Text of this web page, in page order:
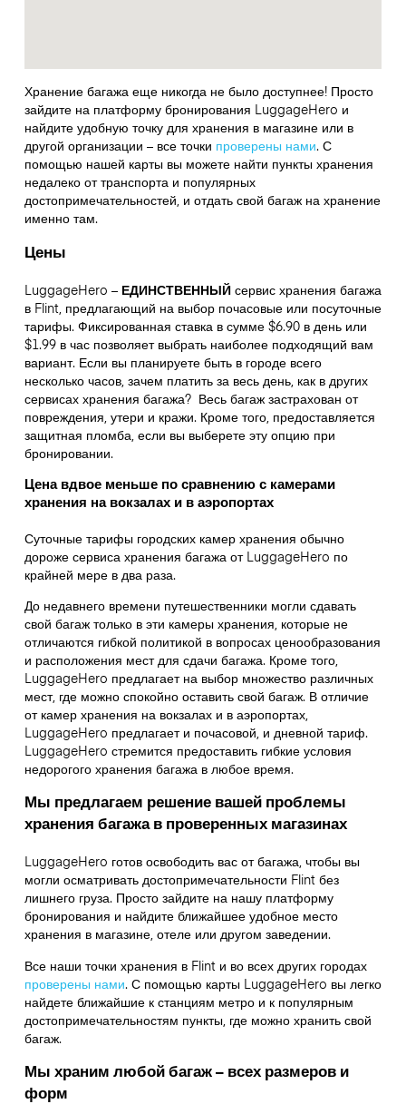
Хранение багажа еще никогда не было доступнее! Просто
зайдите на платформу бронирования LuggageHero и
найдите удобную точку для хранения в магазине или в
другой организации – все точки проверены нами. С
помощью нашей карты вы можете найти пункты хранения
недалеко от транспорта и популярных
достопримечательностей, и отдать свой багаж на хранение
именно там.
Цены
LuggageHero – ЕДИНСТВЕННЫЙсервис хранения багажа
в Flint, предлагающий на выбор почасовые или посуточные
тарифы. Фиксированная ставка в сумме $6.90 в день или
$1.99 в час позволяет выбрать наиболее подходящий вам
вариант. Если вы планируете быть в городе всего
несколько часов, зачем платить за весь день, как в других
сервисах хранения багажа? Весь багаж застрахован от
повреждения, утери и кражи. Кроме того, предоставляется
защитная пломба, если вы выберете эту опцию при
бронировании.
Цена вдвое меньше по сравнению с камерами
хранения на вокзалах и в аэропортах
Суточные тарифы городских камер хранения обычно
дороже сервиса хранения багажа от LuggageHero по
крайней мере в два раза.
До недавнего времени путешественники могли сдавать
свой багаж только в эти камеры хранения, которые не
отличаются гибкой политикой в вопросах ценообразования
и расположения мест для сдачи багажа. Кроме того,
LuggageHero предлагает на выбор множество различных
мест, где можно спокойно оставить свой багаж. В отличие
от камер хранения на вокзалах и в аэропортах,
LuggageHero предлагает и почасовой, и дневной тариф.
LuggageHero стремится предоставить гибкие условия
недорогого хранения багажа в любое время.
Мы предлагаем решение вашей проблемы
хранения багажа в проверенных магазинах
LuggageHero готов освободить вас от багажа, чтобы вы
могли осматривать достопримечательности Flint без
лишнего груза. Просто зайдите на нашу платформу
бронирования и найдите ближайшее удобное место
хранения в магазине, отеле или другом заведении.
Все наши точки хранения в Flint и во всех других городах
проверены нами. С помощью карты LuggageHero вы легко
найдете ближайшие к станциям метро и к популярным
достопримечательностям пункты, где можно хранить свой
багаж.
Мы храним любой багаж – всех размеров и
форм